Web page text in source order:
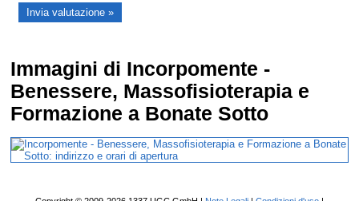
Immagini di Incorpomente -
Benessere, Massofisioterapia e
Formazione a Bonate Sotto